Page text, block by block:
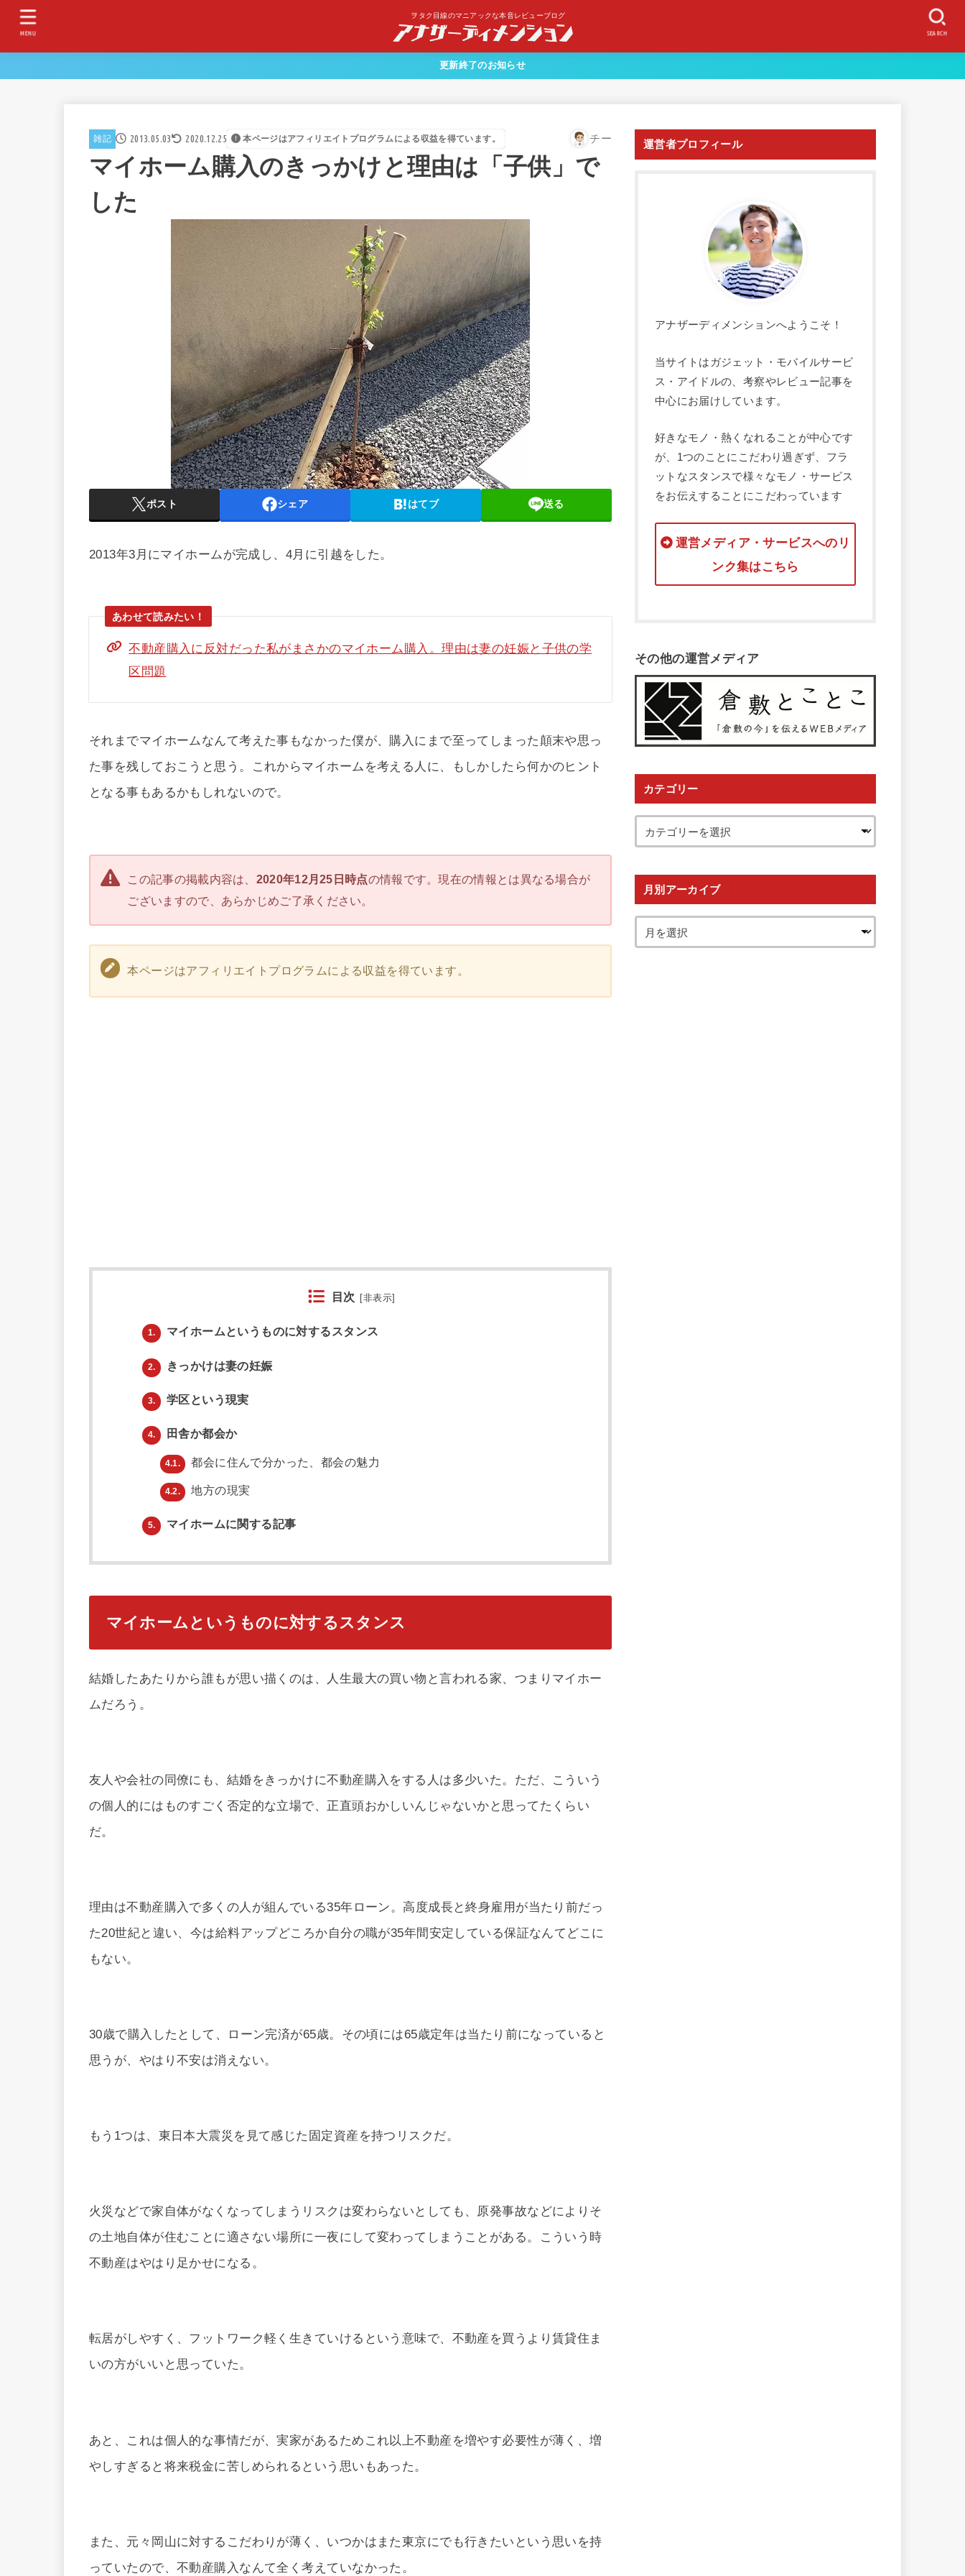
ヲタク目線のマニアックな本音レビューブログ
SEARCH
MENU
更新終了のお知らせ
雑記 2013.05.03 2020.12.25 本ページはアフィリエイトプログラムによる収益を得ています。 チー
マイホーム購入のきっかけと理由は「子供」で
した
ポスト シェア はてブ 送る
2013年3月にマイホームが完成し、4月に引越をした。
不動産購入に反対だった私がまさかのマイホーム購入。理由は妻の妊娠と子供の学
区問題
それまでマイホームなんて考えた事もなかった僕が、購入にまで至ってしまった顛末や思っ
た事を残しておこうと思う。これからマイホームを考える人に、もしかしたら何かのヒント
となる事もあるかもしれないので。
この記事の掲載内容は、 2020年12月25日時点の情報です。現在の情報とは異なる場合が
ございますので、あらかじめご了承ください。
本ページはアフィリエイトプログラムによる収益を得ています。
目次 [非表示]
1. マイホームというものに対するスタンス
2. きっかけは妻の妊娠
3. 学区という現実
4. 田舎か都会か
4.1. 都会に住んで分かった、都会の魅力
4.2. 地方の現実
5. マイホームに関する記事
マイホームというものに対するスタンス
結婚したあたりから誰もが思い描くのは、人生最大の買い物と言われる家、つまりマイホー
ムだろう。
友人や会社の同僚にも、結婚をきっかけに不動産購入をする人は多少いた。ただ、こういう
の個人的にはものすごく否定的な立場で、正直頭おかしいんじゃないかと思ってたくらい
だ。
理由は不動産購入で多くの人が組んでいる35年ローン。高度成長と終身雇用が当たり前だっ
た20世紀と違い、今は給料アップどころか自分の職が35年間安定している保証なんてどこに
もない。
30歳で購入したとして、ローン完済が65歳。その頃には65歳定年は当たり前になっていると
思うが、やはり不安は消えない。
もう1つは、東日本大震災を見て感じた固定資産を持つリスクだ。
火災などで家自体がなくなってしまうリスクは変わらないとしても、原発事故などによりそ
の土地自体が住むことに適さない場所に一夜にして変わってしまうことがある。こういう時
不動産はやはり足かせになる。
転居がしやすく、フットワーク軽く生きていけるという意味で、不動産を買うより賃貸住ま
いの方がいいと思っていた。
あと、これは個人的な事情だが、実家があるためこれ以上不動産を増やす必要性が薄く、増
やしすぎると将来税金に苦しめられるという思いもあった。
また、元々岡山に対するこだわりが薄く、いつかはまた東京にでも行きたいという思いを持
っていたので、不動産購入なんて全く考えていなかった。
運営者プロフィール
アナザーディメンションへようこそ！
当サイトはガジェット・モバイルサービ
ス・アイドルの、考察やレビュー記事を
中心にお届けしています。
好きなモノ・熱くなれることが中心です
が、1つのことにこだわり過ぎず、フラ
ットなスタンスで様々なモノ・サービス
をお伝えすることにこだわっています
運営メディア・サービスへのリ
ンク集はこちら
その他の運営メディア
カテゴリー
月別アーカイブ